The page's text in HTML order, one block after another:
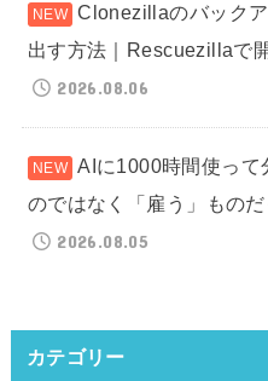
Clonezillaのバック
出す方法｜Rescuezillaで
2026.08.06
AIに1000時間使って
のではなく「雇う」ものだ
2026.08.05
カテゴリー